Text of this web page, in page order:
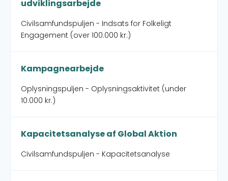
udviklingsarbejde
Civilsamfundspuljen - Indsats for Folkeligt
Engagement (over 100.000 kr.)
Kampagnearbejde
Oplysningspuljen - Oplysningsaktivitet (under
10.000 kr.)
Kapacitetsanalyse af Global Aktion
Civilsamfundspuljen - Kapacitetsanalyse